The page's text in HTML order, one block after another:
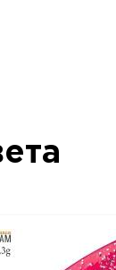
и стабильно
Norstream
и оснащены